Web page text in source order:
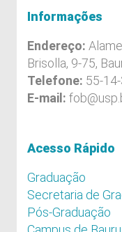
Informações
Endereço:
Brisolla, 9-75,
Telefone: 55-
E-mail:
Acesso Rápido
Graduação
Secretaria de
Pós-Graduação